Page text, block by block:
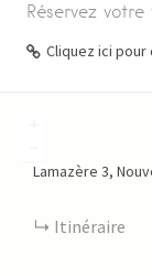
Réservez
Cliquez ici
Lamazère 3
Itinéraire